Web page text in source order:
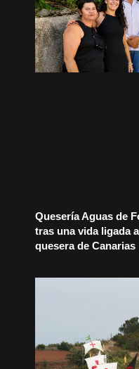
Quesería Aguas de
tras una vida ligada
quesera de Canarias